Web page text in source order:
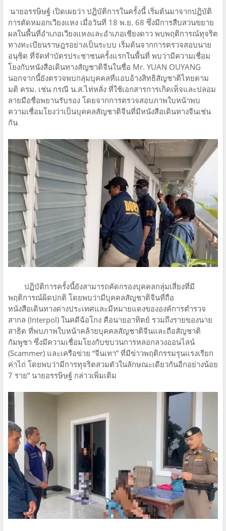
นายอรรษิษฐ์ เปิดเผยว่า ปฏิบัติการในครั้งนี้ เริ่มต้นมาจากปฏิบัติ
การตัดหมอกเวียงแหง เมื่อวันที่ 18 พ.ย. 68 ซึ่งมีการสืบสวนขยาย
ผลในพื้นที่อำเภอเวียงแหงและอำเภอเชียงดาว พบพฤติการณ์ทุจริต
ทางทะเบียนราษฎรอย่างเป็นระบบ เริ่มต้นจากการตรวจสอบนาย
อนุชิต ที่จัดทำบัตรประชาชนครั้งแรกในพื้นที่ พบว่ามีความเชื่อม
โยงกับหนังสือเดินทางสัญชาติจีนในชื่อ Mr. YUAN OUYANG
นอกจากนี้ยังตรวจพบกลุ่มบุคคลที่แอบอ้างสิทธิสัญชาติไทยตาม
มติ ครม. เช่น กรณี น.ส.ไท่หลั่ง ที่ใช้เอกสารการเกิดเท็จและปลอม
ลายมือชื่อพยานรับรอง โดยจากการตรวจสอบภาพใบหน้าพบ
ความเชื่อมโยงว่าเป็นบุคคลสัญชาติจีนที่มีหนังสือเดินทางจีนเช่น
กัน
ปฏิบัติการครั้งนี้ยังสามารถคัดกรองบุคคลกลุ่มเสี่ยงที่มี
พฤติการณ์ผิดปกติ โดยพบว่ามีบุคคลสัญชาติจีนที่ถือ
หนังสือเดินทางต่างประเทศและมีหมายแดงขององค์การตำรวจ
สากล (Interpol) ในคดีฉ้อโกง คือนายอาทิตย์ รวมถึงรายของนาย
สาธิต ที่พบภาพใบหน้าคล้ายบุคคลสัญชาติจีนและถือสัญชาติ
กัมพูชา ซึ่งมีความเชื่อมโยงกับขบวนการหลอกลวงออนไลน์
(Scammer) และเครือข่าย “จีนเทา” ที่มีข่าวพฤติกรรมรุนแรงเรียก
ค่าไถ่ โดยพบว่ามีการทุจริตสวมตัวในลักษณะเดียวกันอีกอย่างน้อย
7 ราย” นายอรรษิษฐ์ กล่าวเพิ่มเติม